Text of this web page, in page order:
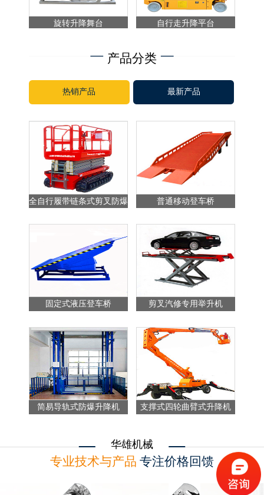
旋转升降舞台 自行走升降平台
产品分类
热销产品 最新产品
全自行履带链条式剪叉防爆
普通移动登车桥
固定式液压登车桥 剪叉汽修专用举升机
简易导轨式防爆升降机 支撑式四轮曲臂式升降机
华雄机械
专业技术与产品 专注价格回馈